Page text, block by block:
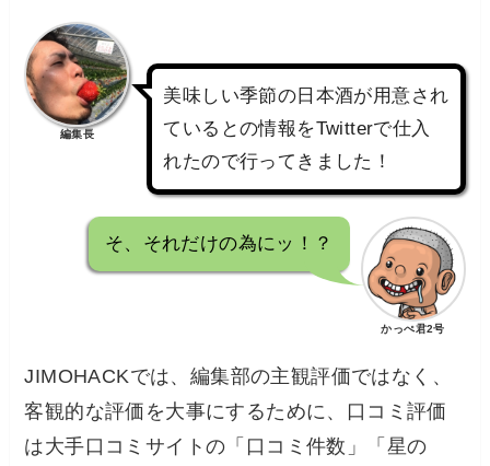
編集長
美味しい季節の日本酒が用意され
ているとの情報をTwitterで仕入
れたので行ってきました！
そ、それだけの為にッ！？
かっぺ君2号
JIMOHACKでは、編集部の主観評価ではなく、
客観的な評価を大事にするために、口コミ評価
は大手口コミサイトの「口コミ件数」「星の